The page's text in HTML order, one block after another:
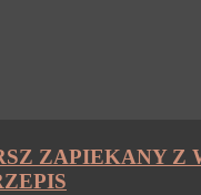
ZAPIEKANY Z